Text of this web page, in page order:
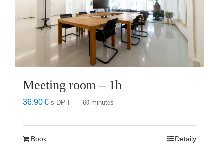
Meeting room – 1h
36.90 € s DPH 60 minutes
Book Detaily